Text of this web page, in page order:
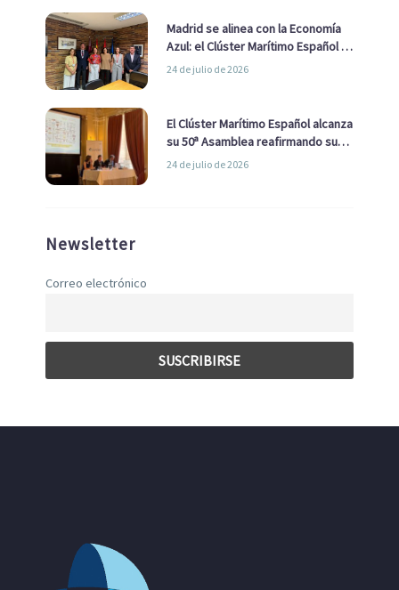
Madrid se alinea con la Economía
Azul: el Clúster Marítimo Español y
la Real Liga Naval avanzan alianzas
24 de julio de 2026
El Clúster Marítimo Español alcanza
su 50ª Asamblea reafirmando su
liderazgo en la Economía Azul
24 de julio de 2026
Newsletter
Correo electrónico